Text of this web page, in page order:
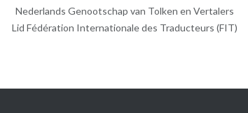
Nederlands Genootschap van Tolken en Vertalers
Lid Fédération Internationale des Traducteurs (FIT)